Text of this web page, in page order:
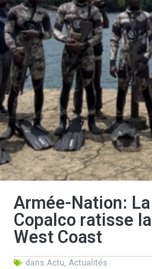
Armée-Nation: La
Copalco ratisse la
West Coast
dans Actu, Actualités